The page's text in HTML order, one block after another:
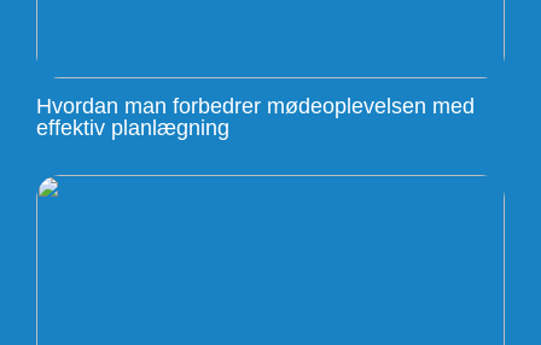
Hvordan man forbedrer mødeoplevelsen med
effektiv planlægning